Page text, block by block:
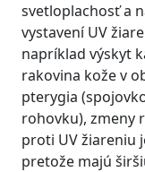
svetloplachosť a
vystavení UV
napríklad výskyt
rakovina kože v
pterygia
rohovku), zmeny
proti UV žiareniu
pretože majú